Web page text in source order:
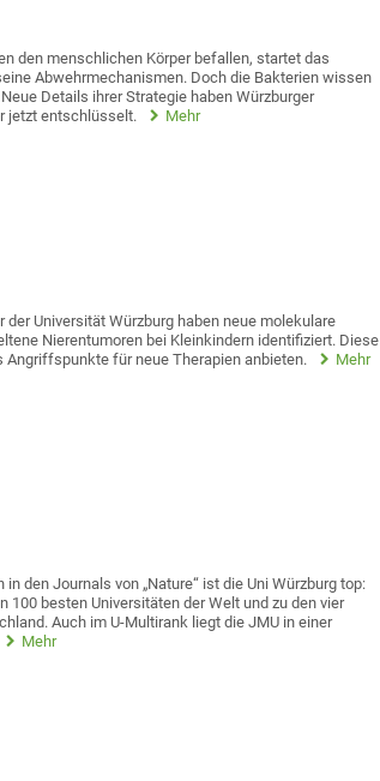
den menschlichen Körper befallen, startet das
Abwehrmechanismen. Doch die Bakterien wissen
Details ihrer Strategie haben Würzburger
jetzt entschlüsselt.
Mehr
Universität Würzburg haben neue molekulare
Nierentumoren bei Kleinkindern identifiziert. Diese
Angriffspunkte für neue Therapien anbieten.
Mehr
in den Journals von „Nature“ ist die Uni Würzburg top:
100 besten Universitäten der Welt und zu den vier
Auch im U-Multirank liegt die JMU in einer
Mehr